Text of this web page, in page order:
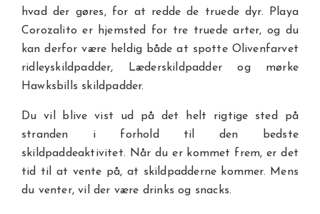
hvad der gøres, for at redde de truede dyr. Playa
Corozalito er hjemsted for tre truede arter, og du
kan derfor være heldig både at spotte Olivenfarvet
ridleyskildpadder, Læderskildpadder og mørke
Hawksbills skildpadder.
Du vil blive vist ud på det helt rigtige sted på
stranden i forhold til den bedste
skildpaddeaktivitet. Når du er kommet frem, er det
tid til at vente på, at skildpadderne kommer. Mens
du venter, vil der være drinks og snacks.